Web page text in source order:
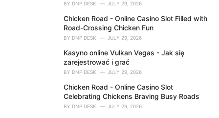
BY DNP DESK JULY 29, 2026
Chicken Road - Online Casino Slot Filled with
Road-Crossing Chicken Fun
BY DNP DESK JULY 29, 2026
Kasyno online Vulkan Vegas - Jak się
zarejestrować i grać
BY DNP DESK JULY 29, 2026
Chicken Road - Online Casino Slot
Celebrating Chickens Braving Busy Roads
BY DNP DESK JULY 29, 2026